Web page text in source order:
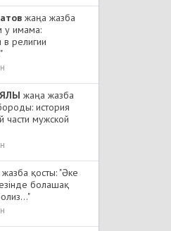
жаңа жазба
у имама:
религии
жаңа жазба
история
части мужской
қосты: "Әке
болашақ